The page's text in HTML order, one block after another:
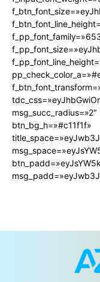
btn_bg_h=»#c11f1f»